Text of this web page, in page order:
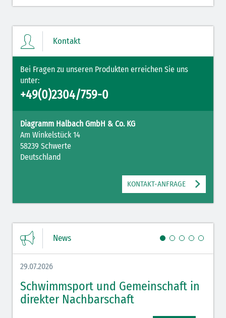
Hormone Insulin (braun-gelb)
Kontakt
Bei Fragen zu unseren Produkten erreichen Sie uns
unter:
+49(0)2304/759-0
Diagramm Halbach GmbH & Co. KG
Am Winkelstück 14
58239 Schwerte
Deutschland
KONTAKT-ANFRAGE
News
29.07.2026
Schwimmsport und Gemeinschaft in
direkter Nachbarschaft